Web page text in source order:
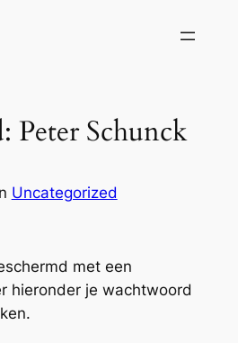
Peter Schunck
Uncategorized
met een
hieronder je wachtwoord